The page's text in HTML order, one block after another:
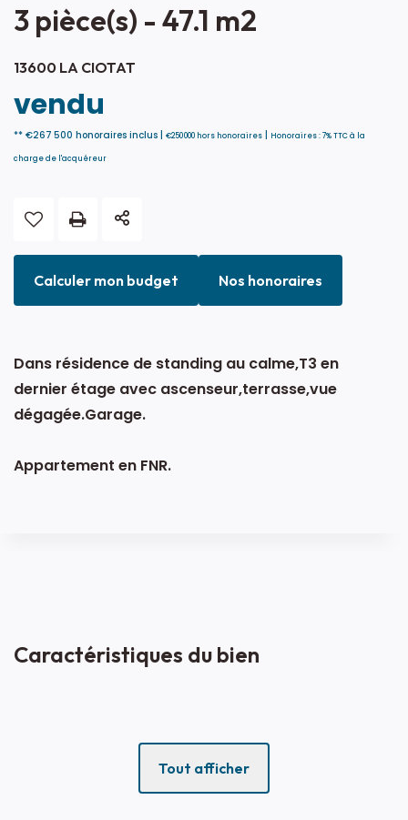
3 pièce(s) - 47.1 m2
13600 LA CIOTAT
vendu
** €267 500 honoraires inclus | €250 000 hors honoraires | Honoraires : 7% TTC à la
charge de l'acquéreur
Calculer mon budget Nos honoraires
Dans résidence de standing au calme,T3 en
dernier étage avec ascenseur,terrasse,vue
dégagée.Garage.
Appartement en FNR.
Caractéristiques du bien
Tout afficher